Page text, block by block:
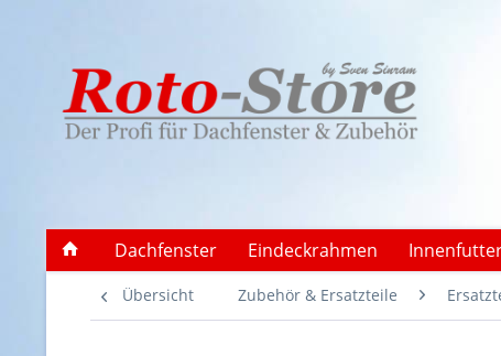
Dachfenster Eindeckrahmen
Übersicht Zubehör & Ersatzteile